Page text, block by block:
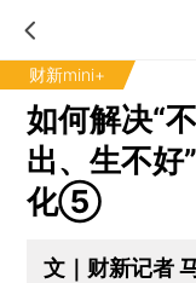
财新mini+
如何解决“
出、生不好
化⑤
文｜财新记者